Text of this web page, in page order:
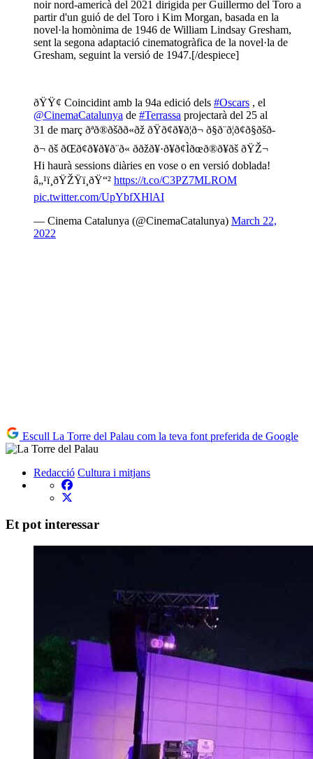
noir nord-americà del 2021 dirigida per Guillermo del Toro a
partir d'un guió de del Toro i Kim Morgan, basada en la
novel·la homònima de 1946 de William Lindsay Gresham,
sent la segona adaptació cinematogràfica de la novel·la de
Gresham, seguint la versió de 1947.[/despiece]
ðŸŸ¢ Coincidint amb la 94a edició dels #Oscars , el
@CinemaCatalunya de #Terrassa projectarà del 25 al
31 de març ðªð®ðšð­ð«ðž ðŸð¢ð¥ð¦ð¬ ð§ð¨ð¦ð¢ð§ðšð­
ð¬ ðš ðŒð¢ð¥ð¥ð¨ð« ððžð¥·ð¥ð¢Ìðœð®ð¥ðš ðŸŽ¬
Hi haurà sessions diàries en vose o en versió doblada!
â„¹ï¸ðŸŽŸï¸ðŸ“² https://t.co/C3PZ7MLROM
pic.twitter.com/UpYbfXHlAI
— Cinema Catalunya (@CinemaCatalunya) March 22,
2022
Escull La Torre del Palau com la teva font preferida de Google
Redacció Cultura i mitjans
Et pot interessar